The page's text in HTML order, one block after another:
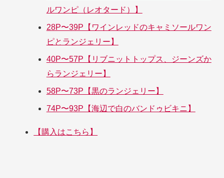
ルワンピ（レオタード）】
28P〜39P【ワインレッドのキャミソールワン
ピとランジェリー】
40P〜57P【リブニットトップス、ジーンズか
らランジェリー】
58P〜73P【黒のランジェリー】
74P〜93P【海辺で白のバンドゥビキニ】
【購入はこちら】